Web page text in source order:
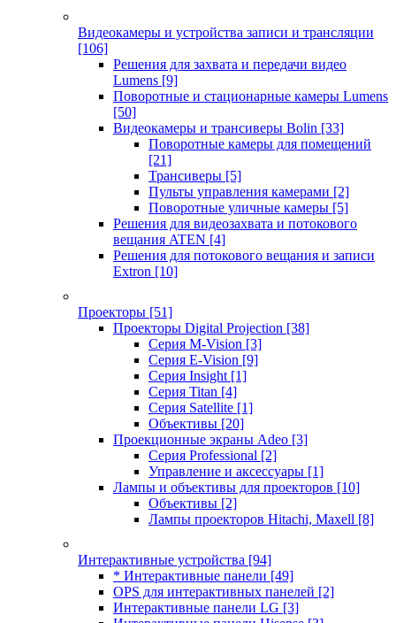
Видеокамеры и устройства записи и трансляции
[106]
Решения для захвата и передачи видео
Lumens [9]
Поворотные и стационарные камеры Lumens
[50]
Видеокамеры и трансиверы Bolin [33]
Поворотные камеры для помещений
[21]
Трансиверы [5]
Пульты управления камерами [2]
Поворотные уличные камеры [5]
Решения для видеозахвата и потокового
вещания ATEN [4]
Решения для потокового вещания и записи
Extron [10]
Проекторы [51]
Проекторы Digital Projection [38]
Серия M-Vision [3]
Серия E-Vision [9]
Серия Insight [1]
Серия Titan [4]
Серия Satellite [1]
Объективы [20]
Проекционные экраны Adeo [3]
Серия Professional [2]
Управление и аксессуары [1]
Лампы и объективы для проекторов [10]
Объективы [2]
Лампы проекторов Hitachi, Maxell [8]
Интерактивные устройства [94]
* Интерактивные панели [49]
OPS для интерактивных панелей [2]
Интерактивные панели LG [3]